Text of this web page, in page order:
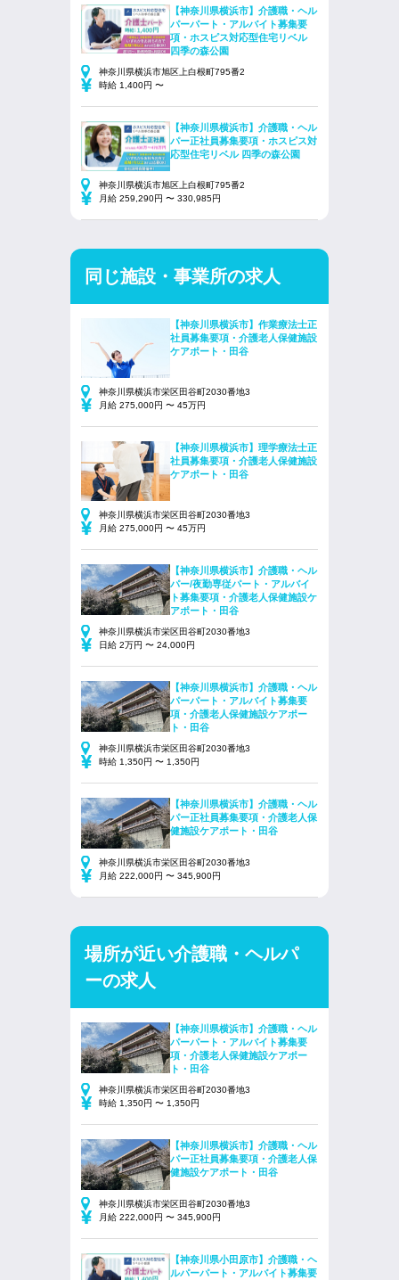
【神奈川県横浜市】介護職・ヘル
パーパート・アルバイト募集要
項・ホスピス対応型住宅リベル
四季の森公園
神奈川県横浜市旭区上白根町795番2
時給 1,400円 〜
【神奈川県横浜市】介護職・ヘル
パー正社員募集要項・ホスピス対
応型住宅リベル 四季の森公園
神奈川県横浜市旭区上白根町795番2
月給 259,290円 〜 330,985円
同じ施設・事業所の求人
【神奈川県横浜市】作業療法士正
社員募集要項・介護老人保健施設
ケアポート・田谷
神奈川県横浜市栄区田谷町2030番地3
月給 275,000円 〜 45万円
【神奈川県横浜市】理学療法士正
社員募集要項・介護老人保健施設
ケアポート・田谷
神奈川県横浜市栄区田谷町2030番地3
月給 275,000円 〜 45万円
【神奈川県横浜市】介護職・ヘル
パー/夜勤専従パート・アルバイ
ト募集要項・介護老人保健施設ケ
アポート・田谷
神奈川県横浜市栄区田谷町2030番地3
日給 2万円 〜 24,000円
【神奈川県横浜市】介護職・ヘル
パーパート・アルバイト募集要
項・介護老人保健施設ケアポー
ト・田谷
神奈川県横浜市栄区田谷町2030番地3
時給 1,350円 〜 1,350円
【神奈川県横浜市】介護職・ヘル
パー正社員募集要項・介護老人保
健施設ケアポート・田谷
神奈川県横浜市栄区田谷町2030番地3
月給 222,000円 〜 345,900円
場所が近い介護職・ヘルパ
ーの求人
【神奈川県横浜市】介護職・ヘル
パーパート・アルバイト募集要
項・介護老人保健施設ケアポー
ト・田谷
神奈川県横浜市栄区田谷町2030番地3
時給 1,350円 〜 1,350円
【神奈川県横浜市】介護職・ヘル
パー正社員募集要項・介護老人保
健施設ケアポート・田谷
神奈川県横浜市栄区田谷町2030番地3
月給 222,000円 〜 345,900円
【神奈川県小田原市】介護職・ヘ
ルパーパート・アルバイト募集要